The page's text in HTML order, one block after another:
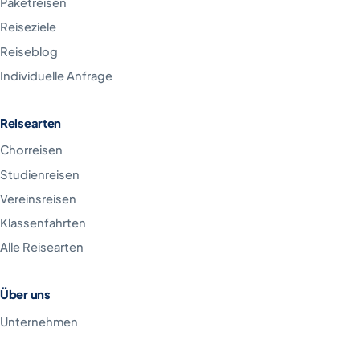
Reiseziele
Reiseblog
Individuelle Anfrage
Reisearten
Chorreisen
Studienreisen
Vereinsreisen
Klassenfahrten
Alle Reisearten
Über uns
Unternehmen